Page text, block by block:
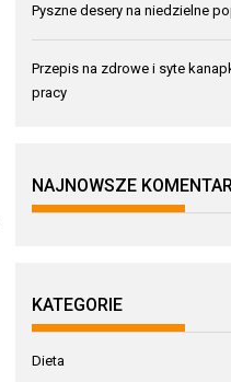
Pyszne desery na niedzielne
Przepis na zdrowe i syte
pracy
NAJNOWSZE
KATEGORIE
Dieta